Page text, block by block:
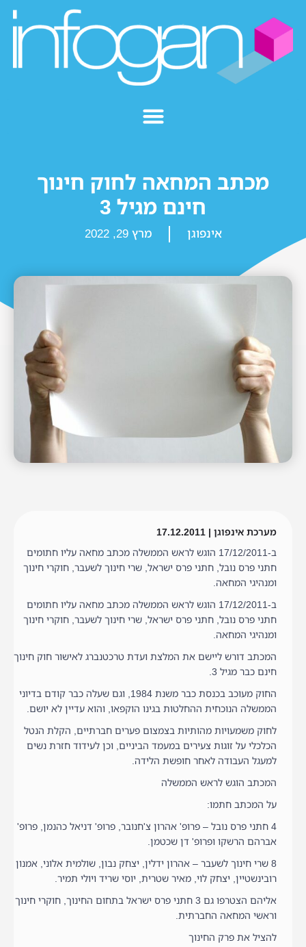
מכתב המחאה לחוק חינוך
חינם מגיל 3
אינפוגן מרץ 29, 2022
מערכת אינפוגן | 17.12.2011
ב-17/12/2011 הוגש לראש הממשלה מכתב מחאה עליו חתומים
חתני פרס נובל, חתני פרס ישראל, שרי חינוך לשעבר, חוקרי חינוך
ומנהיגי המחאה.
ב-17/12/2011 הוגש לראש הממשלה מכתב מחאה עליו חתומים
חתני פרס נובל, חתני פרס ישראל, שרי חינוך לשעבר, חוקרי חינוך
ומנהיגי המחאה.
המכתב דורש ליישם את המלצת ועדת טרכטנברג לאישור חוק חינוך
חינם כבר מגיל 3.
החוק מעוכב בכנסת כבר משנת 1984, וגם שעלה כבר קודם בדיוני
הממשלה הנוכחית ההחלטות בגינו הוקפאו, והוא עדיין לא יושם.
לחוק משמעויות מהותיות בצמצום פערים חברתיים, הקלת הנטל
הכלכלי על זוגות צעירים במעמד הביניים, וכן לעידוד חזרת נשים
למעגל העבודה לאחר חופשת הלידה.
המכתב הוגש לראש הממשלה
על המכתב חתמו:
4 חתני פרס נובל – פרופ' אהרון צ'חנובר, פרופ' דניאל כהנמן, פרופ'
אברהם הרשקו ופרופ' דן שכטמן.
8 שרי חינוך לשעבר – אהרון ידלין, יצחק נבון, שולמית אלוני, אמנון
רובינשטיין, יצחק לוי, מאיר שטרית, יוסי שריד ויולי תמיר.
אליהם הצטרפו גם 3 חתני פרס ישראל בתחום החינוך, חוקרי חינוך
וראשי המחאה החברתית.
להציל את פרק החינוך